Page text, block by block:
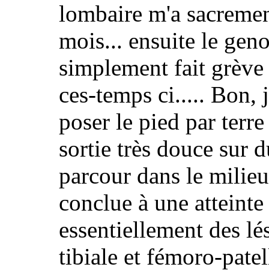
lombaire m'a
mois... ensuite le
simplement fait
ces-temps ci..... Bon,
poser le pied par
sortie très douce sur
parcour dans le
conclue à une
essentiellement des
tibiale et fémoro-